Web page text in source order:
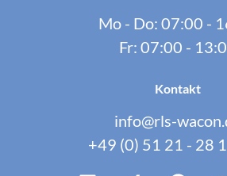
Mo - Do: 07:00 -
Fr: 07:00 -
Kontakt
info@rls-
+49 (0) 51 21 - 28